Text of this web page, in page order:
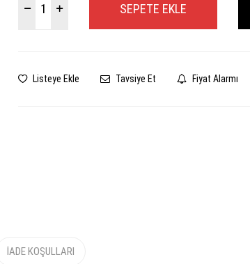
SEPETE EKLE
Listeye Ekle Tavsiye Et Fiyat Alarmı
İADE KOŞULLARI